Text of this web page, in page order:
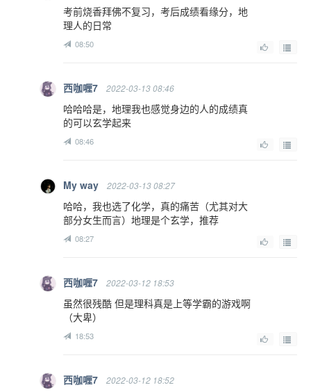
考前烧香拜佛不复习，考后成绩看缘分，地
理人的日常
08:50
西咖喱7 2022-03-13 08:46
哈哈哈是，地理我也感觉身边的人的成绩真
的可以玄学起来
08:46
My way 2022-03-13 08:27
哈哈，我也选了化学，真的痛苦（尤其对大
部分女生而言）地理是个玄学，推荐
08:27
西咖喱7 2022-03-12 18:53
虽然很残酷 但是理科真是上等学霸的游戏啊
（大卑）
18:53
西咖喱7 2022-03-12 18:52